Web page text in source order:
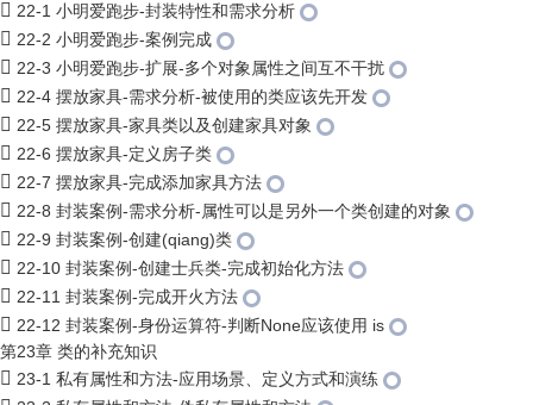
22-1 小明爱跑步-封装特性和需求分析
22-2 小明爱跑步-案例完成
22-3 小明爱跑步-扩展-多个对象属性之间互不干扰
22-4 摆放家具-需求分析-被使用的类应该先开发
22-5 摆放家具-家具类以及创建家具对象
22-6 摆放家具-定义房子类
22-7 摆放家具-完成添加家具方法
22-8 封装案例-需求分析-属性可以是另外一个类创建的对象
22-9 封装案例-创建(qiang)类
22-10 封装案例-创建士兵类-完成初始化方法
22-11 封装案例-完成开火方法
22-12 封装案例-身份运算符-判断None应该使用 is
第23章 类的补充知识
23-1 私有属性和方法-应用场景、定义方式和演练